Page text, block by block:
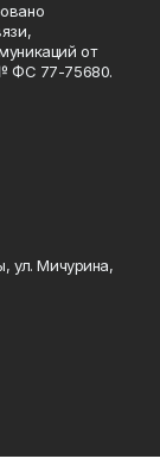
от
ФС 77-75680.
ул. Мичурина,